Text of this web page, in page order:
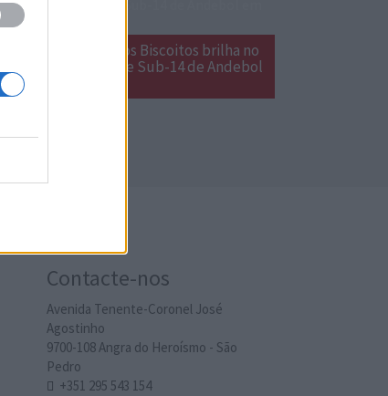
Grupo Desportivo dos Biscoitos brilha no
Encontro Nacional de Sub-14 de Andebol
em Estarreja
Contacte-nos
Avenida Tenente-Coronel José
Agostinho
9700-108 Angra do Heroísmo - São
Pedro
+351 295 543 154